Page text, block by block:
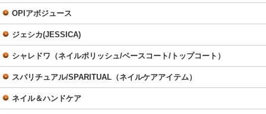
OPIアボジュース
ジェシカ(JESSICA)
シャレドワ（ネイルポリッシュ/ベースコート/トップコート）
スパリチュアル/SPARITUAL（ネイルケアアイテム）
ネイル＆ハンドケア